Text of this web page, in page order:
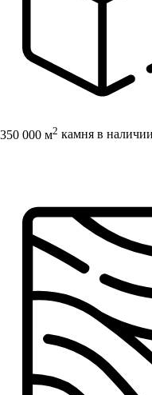
350 000 м2 камня в наличии